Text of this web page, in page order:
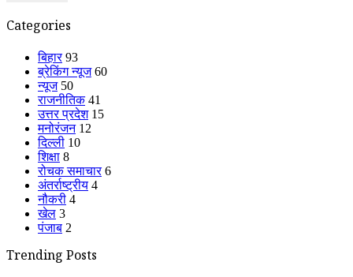
Categories
बिहार 93
ब्रेकिंग न्यूज 60
न्यूज 50
राजनीतिक 41
उत्तर प्रदेश 15
मनोरंजन 12
दिल्ली 10
शिक्षा 8
रोचक समाचार 6
अंतर्राष्ट्रीय 4
नौकरी 4
खेल 3
पंजाब 2
Trending Posts